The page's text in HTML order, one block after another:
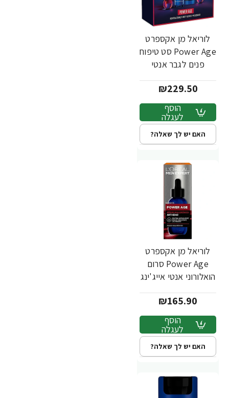
לוריאל מן אקספרט
Power Age סט טיפוח
פנים לגבר אנטי
מבית L'OREAL
₪229.50
הוסף
לעגלה
האם יש לך שאלה?
לוריאל מן אקספרט
Power Age סרום
הואלורוני אנטי אייג'ינג
מ"ל - מבית L'OREAL
₪165.90
הוסף
לעגלה
האם יש לך שאלה?